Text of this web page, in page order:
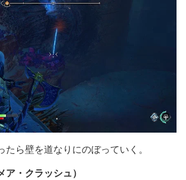
ら壁を道なりにのぼっていく。
・クラッシュ）